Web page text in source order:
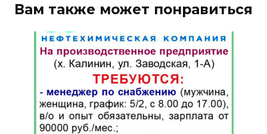
Вам также может понравиться